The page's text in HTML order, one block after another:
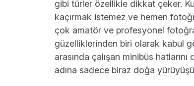
gibi türler özellikle dikkat çeker.
kaçırmak istemez ve hemen
çok amatör ve profesyonel
güzelliklerinden biri olarak kabul
arasında çalışan minibüs
adına sadece biraz doğa